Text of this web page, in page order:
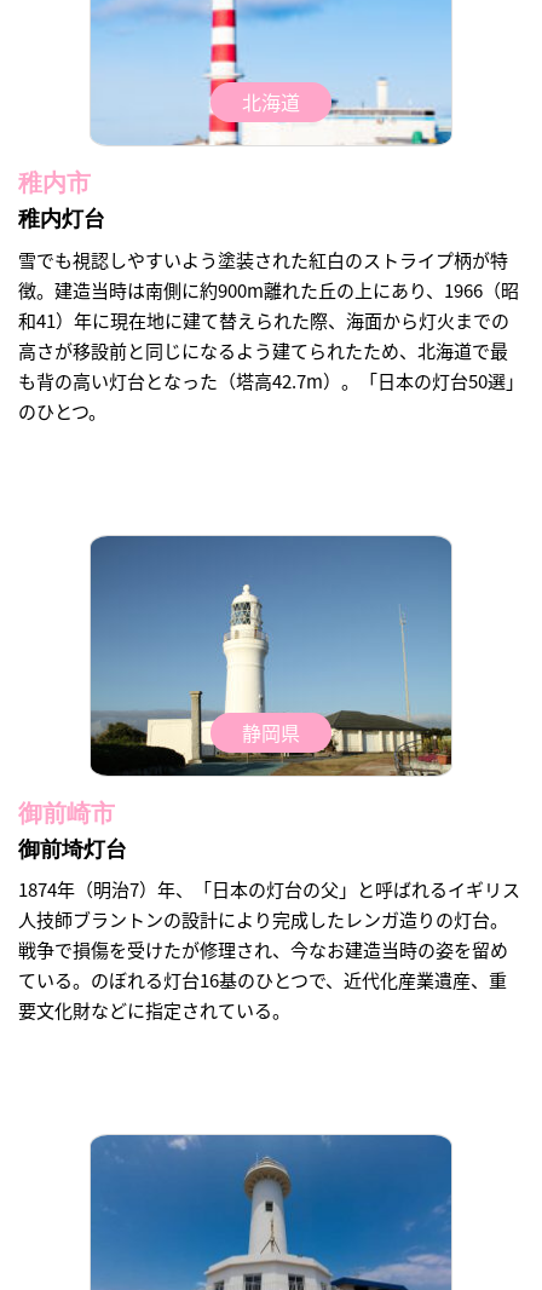
北海道
稚内市
稚内灯台
雪でも視認しやすいよう塗装された紅白のストライプ柄が特
徴。建造当時は南側に約900m離れた丘の上にあり、1966（昭
和41）年に現在地に建て替えられた際、海面から灯火までの
高さが移設前と同じになるよう建てられたため、北海道で最
も背の高い灯台となった（塔高42.7m）。「日本の灯台50選」
のひとつ。
静岡県
御前崎市
御前埼灯台
1874年（明治7）年、「日本の灯台の父」と呼ばれるイギリス
人技師ブラントンの設計により完成したレンガ造りの灯台。
戦争で損傷を受けたが修理され、今なお建造当時の姿を留め
ている。のぼれる灯台16基のひとつで、近代化産業遺産、重
要文化財などに指定されている。